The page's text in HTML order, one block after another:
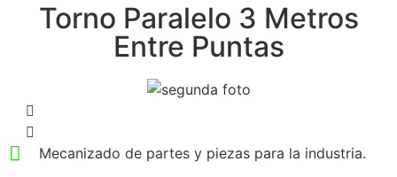
Torno Paralelo 3 Metros
Entre Puntas
Mecanizado de partes y piezas para la industria.